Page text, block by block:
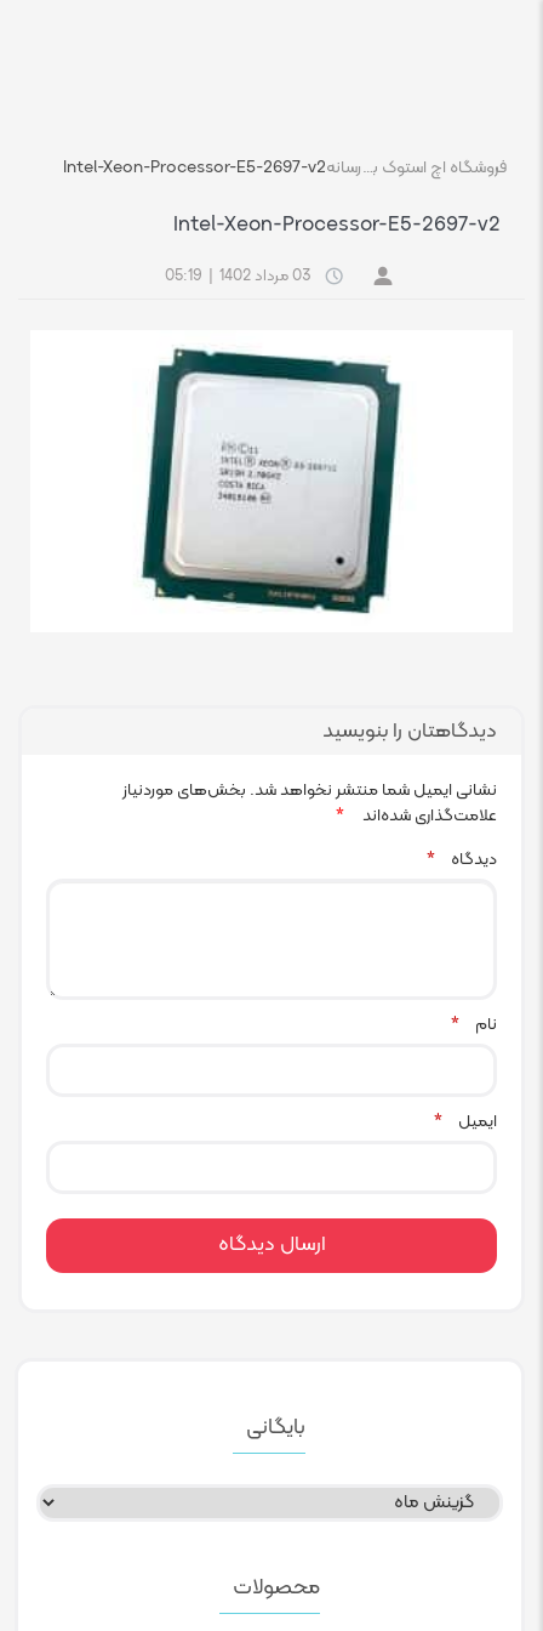
فروشگاه اچ استوک بازار انلاین تجهیزات کامپیوتر استوکرسانهIntel-Xeon-Processor-E5-2697-v2
Intel-Xeon-Processor-E5-2697-v2
03 مرداد 1402 05:19
دیدگاهتان را بنویسید
نشانی ایمیل شما منتشر نخواهد شد. بخش‌های موردنیاز
علامت‌گذاری شده‌اند
*
دیدگاه
*
نام *
ایمیل *
بایگانی
بایگانی
محصولات